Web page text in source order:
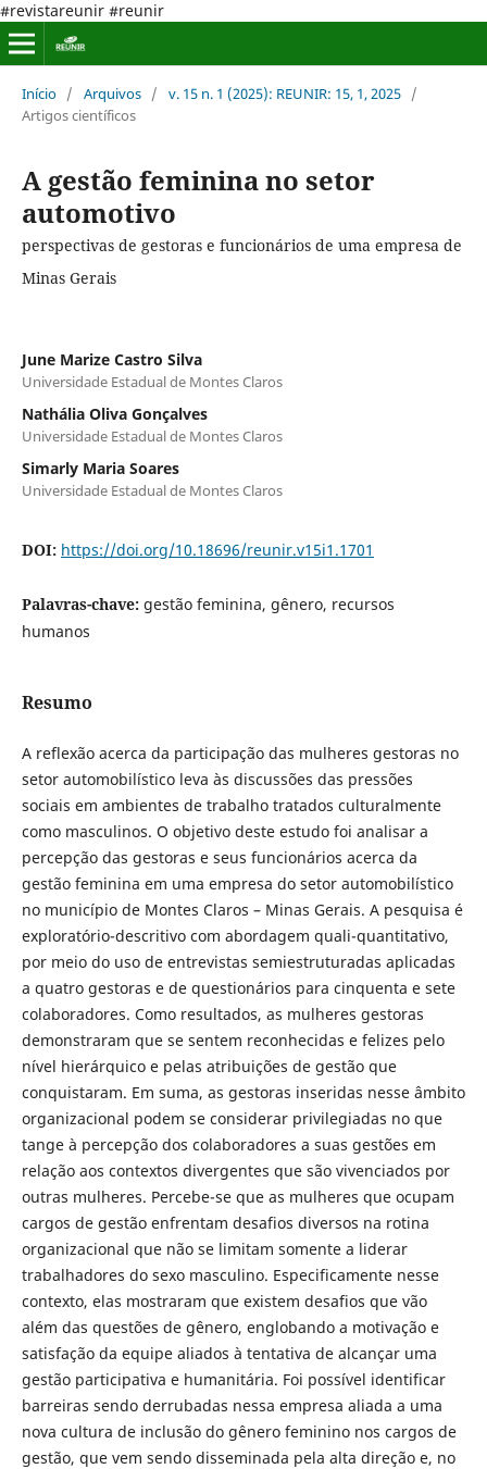
#revistareunir #reunir
Início / Arquivos / v. 15 n. 1 (2025): REUNIR: 15, 1, 2025 /
Artigos científicos
A gestão feminina no setor
automotivo
perspectivas de gestoras e funcionários de uma empresa de
Minas Gerais
June Marize Castro Silva
Universidade Estadual de Montes Claros
Nathália Oliva Gonçalves
Universidade Estadual de Montes Claros
Simarly Maria Soares
Universidade Estadual de Montes Claros
DOI: https://doi.org/10.18696/reunir.v15i1.1701
Palavras-chave: gestão feminina, gênero, recursos
humanos
Resumo
A reflexão acerca da participação das mulheres gestoras no
setor automobilístico leva às discussões das pressões
sociais em ambientes de trabalho tratados culturalmente
como masculinos. O objetivo deste estudo foi analisar a
percepção das gestoras e seus funcionários acerca da
gestão feminina em uma empresa do setor automobilístico
no município de Montes Claros – Minas Gerais. A pesquisa é
exploratório-descritivo com abordagem quali-quantitativo,
por meio do uso de entrevistas semiestruturadas aplicadas
a quatro gestoras e de questionários para cinquenta e sete
colaboradores. Como resultados, as mulheres gestoras
demonstraram que se sentem reconhecidas e felizes pelo
nível hierárquico e pelas atribuições de gestão que
conquistaram. Em suma, as gestoras inseridas nesse âmbito
organizacional podem se considerar privilegiadas no que
tange à percepção dos colaboradores a suas gestões em
relação aos contextos divergentes que são vivenciados por
outras mulheres. Percebe-se que as mulheres que ocupam
cargos de gestão enfrentam desafios diversos na rotina
organizacional que não se limitam somente a liderar
trabalhadores do sexo masculino. Especificamente nesse
contexto, elas mostraram que existem desafios que vão
além das questões de gênero, englobando a motivação e
satisfação da equipe aliados à tentativa de alcançar uma
gestão participativa e humanitária. Foi possível identificar
barreiras sendo derrubadas nessa empresa aliada a uma
nova cultura de inclusão do gênero feminino nos cargos de
gestão, que vem sendo disseminada pela alta direção e, no